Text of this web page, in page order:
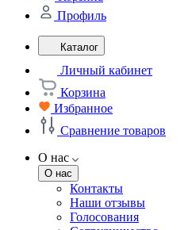
Профиль
Каталог
Личный кабинет
Корзина
Избранное
Сравнение товаров
О нас
О нас
Контакты
Наши отзывы
Голосования